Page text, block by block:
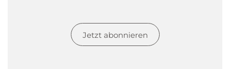
Jetzt abonnieren